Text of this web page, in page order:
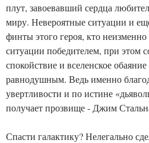
плут, завоевавший сердца
миру. Невероятные ситуации и
финты этого героя, кто
ситуации победителем, при этом
спокойствие и вселенское
равнодушным. Ведь именно
увертливости и по истине
получает прозвище - Джим
Спасти галактику? Нелегально